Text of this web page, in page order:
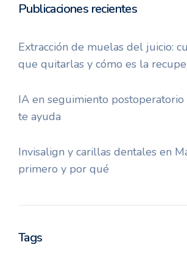
Publicaciones recientes
Extracción de muelas del juicio:
que quitarlas y cómo es la
IA en seguimiento postoperatorio
te ayuda
Invisalign y carillas dentales en
primero y por qué
Tags